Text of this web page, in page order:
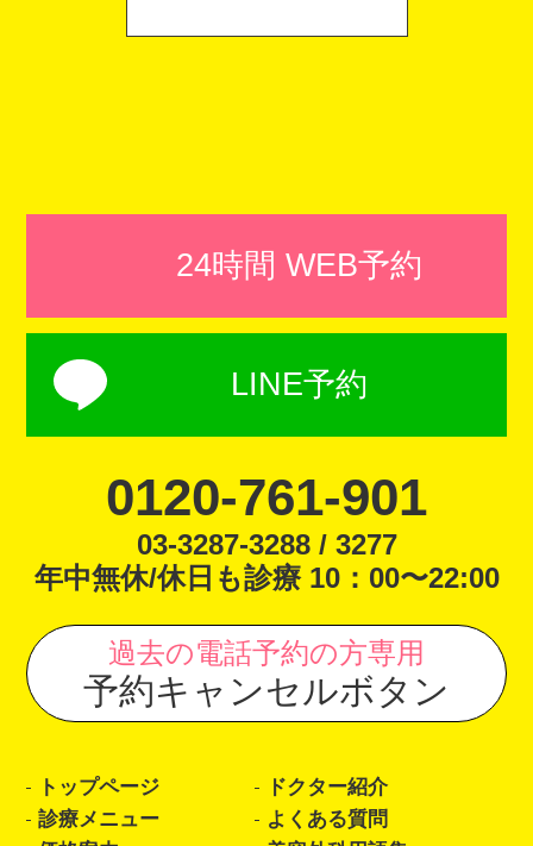
24時間 WEB予約
LINE予約
0120-761-901
03-3287-3288 / 3277
年中無休/休日も診療 10：00〜22:00
過去の電話予約の方専用
予約キャンセルボタン
トップページ
ドクター紹介
診療メニュー
よくある質問